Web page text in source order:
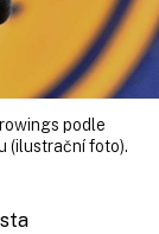
podle
(ilustrační foto).